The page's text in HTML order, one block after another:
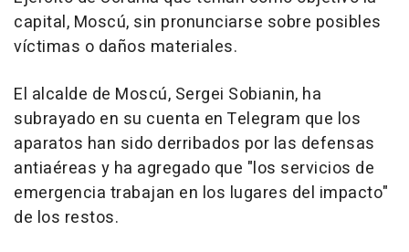
capital, Moscú, sin pronunciarse sobre posibles
víctimas o daños materiales.
El alcalde de Moscú, Sergei Sobianin, ha
subrayado en su cuenta en Telegram que los
aparatos han sido derribados por las defensas
antiaéreas y ha agregado que "los servicios de
emergencia trabajan en los lugares del impacto"
de los restos.